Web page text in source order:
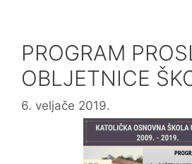
PROGRAM
OBLJETNICE
6. veljače 2019.